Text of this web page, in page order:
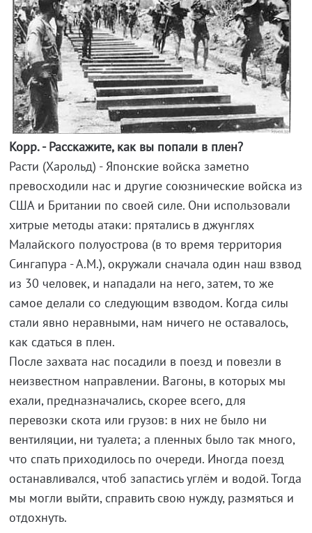
Корр. - Расскажите, как вы попали в плен?
Расти (Харольд) - Японские войска заметно
превосходили нас и другие союзнические войска из
США и Британии по своей силе. Они использовали
хитрые методы атаки: прятались в джунглях
Малайского полуострова (в то время территория
Сингапура - А.М.), окружали сначала один наш взвод
из 30 человек, и нападали на него, затем, то же
самое делали со следующим взводом. Когда силы
стали явно неравными, нам ничего не оставалось,
как сдаться в плен.
После захвата нас посадили в поезд и повезли в
неизвестном направлении. Вагоны, в которых мы
ехали, предназначались, скорее всего, для
перевозки скота или грузов: в них не было ни
вентиляции, ни туалета; а пленных было так много,
что спать приходилось по очереди. Иногда поезд
останавливался, чтоб запастись углём и водой. Тогда
мы могли выйти, справить свою нужду, размяться и
отдохнуть.